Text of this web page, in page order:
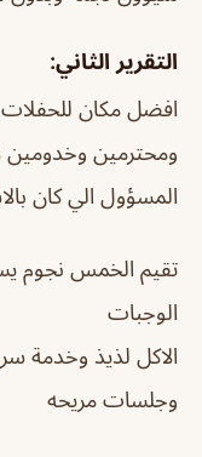
التقرير الثاني:
افضل مكان للحفلات
ومحترمين وخدومين
المسؤول الي كان
تقيم الخمس نجوم
الوجبات
الاكل لذيذ وخدمة
وجلسات مريحه